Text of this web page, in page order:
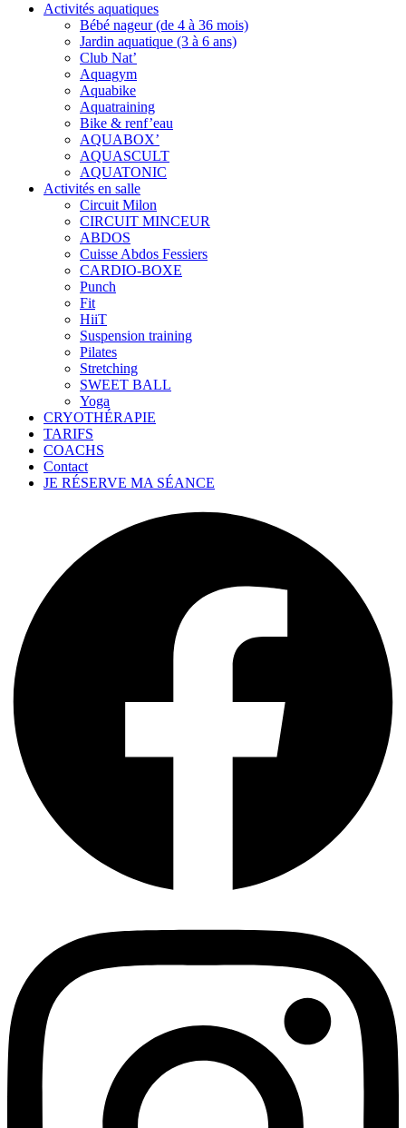
Activités aquatiques
Bébé nageur (de 4 à 36 mois)
Jardin aquatique (3 à 6 ans)
Club Nat’
Aquagym
Aquabike
Aquatraining
Bike & renf’eau
AQUABOX’
AQUASCULT
AQUATONIC
Activités en salle
Circuit Milon
CIRCUIT MINCEUR
ABDOS
Cuisse Abdos Fessiers
CARDIO-BOXE
Punch
Fit
HiiT
Suspension training
Pilates
Stretching
SWEET BALL
Yoga
CRYOTHÉRAPIE
TARIFS
COACHS
Contact
JE RÉSERVE MA SÉANCE